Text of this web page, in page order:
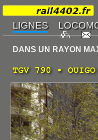
DANS UN RAYON
TGV 790 • OUIGO